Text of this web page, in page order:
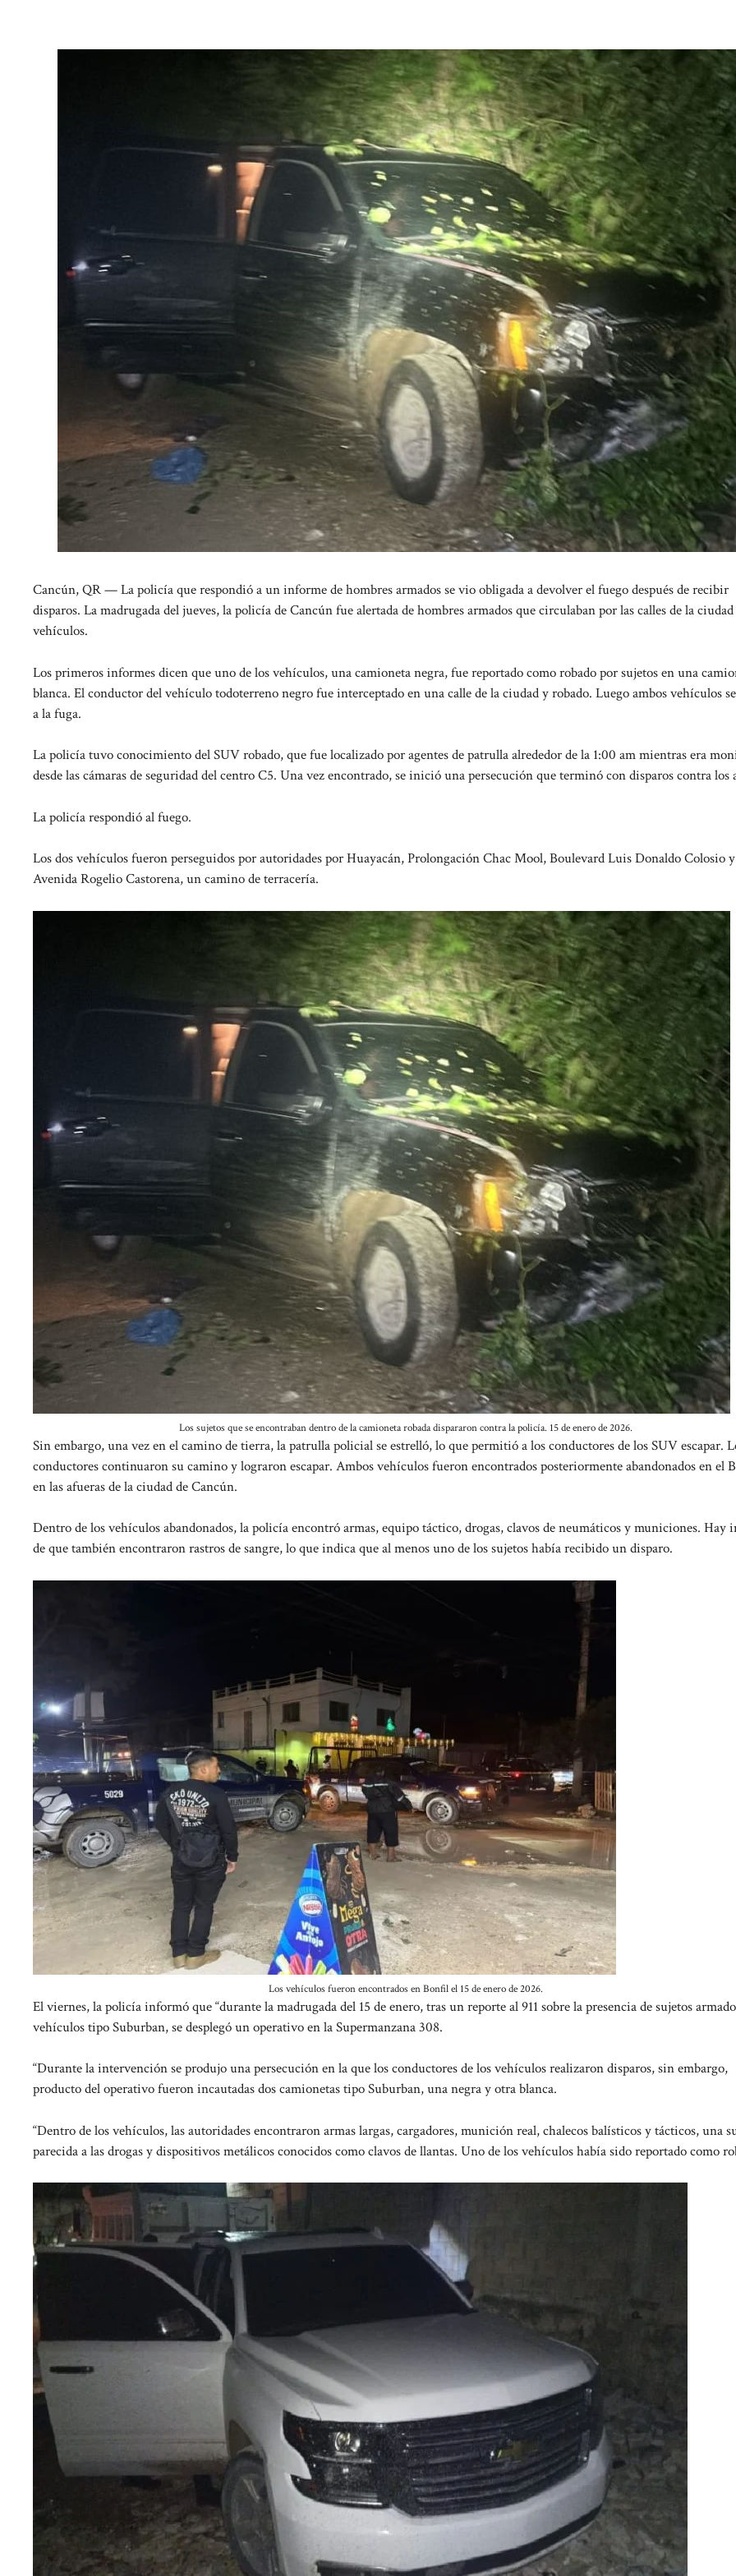
Cancún, QR — La policía que respondió a un informe de hombres armados se vio obligada a devolver el fuego después de recibir
disparos. La madrugada del jueves, la policía de Cancún fue alertada de hombres armados que circulaban por las calles de la
vehículos.
Los primeros informes dicen que uno de los vehículos, una camioneta negra, fue reportado como robado por sujetos en una
blanca. El conductor del vehículo todoterreno negro fue interceptado en una calle de la ciudad y robado. Luego ambos vehículos
a la fuga.
La policía tuvo conocimiento del SUV robado, que fue localizado por agentes de patrulla alrededor de la 1:00 am mientras era
desde las cámaras de seguridad del centro C5. Una vez encontrado, se inició una persecución que terminó con disparos contra los
La policía respondió al fuego.
Los dos vehículos fueron perseguidos por autoridades por Huayacán, Prolongación Chac Mool, Boulevard Luis Donaldo Colosio y
Avenida Rogelio Castorena, un camino de terracería.
Los sujetos que se encontraban dentro de la camioneta robada dispararon contra la policía. 15 de enero de 2026.
Sin embargo, una vez en el camino de tierra, la patrulla policial se estrelló, lo que permitió a los conductores de los SUV escapar.
conductores continuaron su camino y lograron escapar. Ambos vehículos fueron encontrados posteriormente abandonados en el
en las afueras de la ciudad de Cancún.
Dentro de los vehículos abandonados, la policía encontró armas, equipo táctico, drogas, clavos de neumáticos y municiones. Hay
de que también encontraron rastros de sangre, lo que indica que al menos uno de los sujetos había recibido un disparo.
Los vehículos fueron encontrados en Bonfil el 15 de enero de 2026.
El viernes, la policía informó que “durante la madrugada del 15 de enero, tras un reporte al 911 sobre la presencia de sujetos
vehículos tipo Suburban, se desplegó un operativo en la Supermanzana 308.
“Durante la intervención se produjo una persecución en la que los conductores de los vehículos realizaron disparos, sin embargo,
producto del operativo fueron incautadas dos camionetas tipo Suburban, una negra y otra blanca.
“Dentro de los vehículos, las autoridades encontraron armas largas, cargadores, munición real, chalecos balísticos y tácticos, una
parecida a las drogas y dispositivos metálicos conocidos como clavos de llantas. Uno de los vehículos había sido reportado como